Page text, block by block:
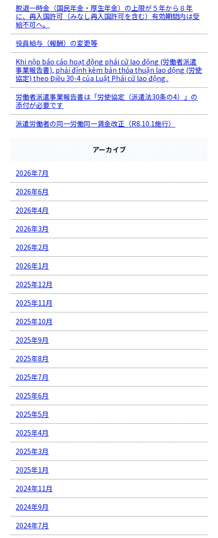
脱退一時金（国民年金・厚生年金）の上限が５年から８年
に、再入国許可（みなし再入国許可を含む）有効期間内は受
給不可へ。
役員給与（報酬）の変更等
Khi nộp báo cáo hoạt động phái cử lao động (労働者派遣
事業報告書), phải đính kèm bản thỏa thuận lao động (労使
協定) theo Điều 30-4 của Luật Phái cử lao động .
労働者派遣事業報告書は「労使協定（派遣法30条の4）」の
添付が必要です
派遣労働者の同一労働同一賃金改正（R8.10.1施行）
アーカイブ
2026年7月
2026年6月
2026年4月
2026年3月
2026年2月
2026年1月
2025年12月
2025年11月
2025年10月
2025年9月
2025年8月
2025年7月
2025年6月
2025年5月
2025年4月
2025年3月
2025年1月
2024年11月
2024年9月
2024年7月